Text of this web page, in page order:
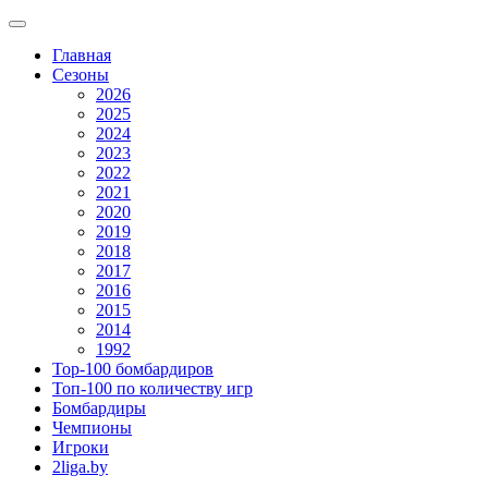
Главная
Сезоны
2026
2025
2024
2023
2022
2021
2020
2019
2018
2017
2016
2015
2014
1992
Top-100 бомбардиров
Топ-100 по количеству игр
Бомбардиры
Чемпионы
Игроки
2liga.by